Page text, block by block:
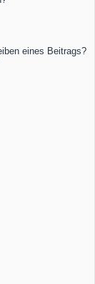
eines Beitrags?